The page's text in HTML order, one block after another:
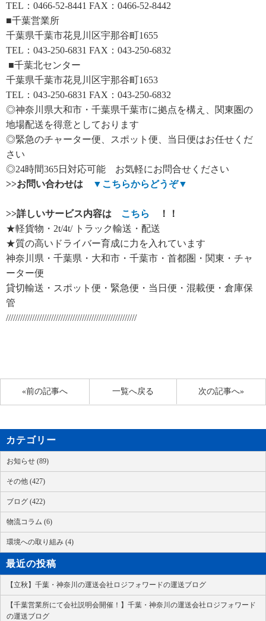
TEL：0466-52-8441 FAX：0466-52-8442
■千葉営業所
千葉県千葉市花見川区宇那谷町1655
TEL：043-250-6831 FAX：043-250-6832
■千葉北センター
千葉県千葉市花見川区宇那谷町1653
TEL：043-250-6831 FAX：043-250-6832
◎神奈川県大和市・千葉県千葉市に拠点を構え、関東圏の
地場配送を得意としております
◎緊急のチャーター便、スポット便、当日便はお任せくだ
さい
◎24時間365日対応可能 お気軽にお問合せください
>>お問い合わせは ▼ こちらからどうぞ▼
>>詳しいサービス内容は こちら
！！
★軽貨物・2t/4t/ トラック輸送・配送
★質の高いドライバー育成に力を入れています
神奈川県・千葉県・大和市・千葉市・首都圏・関東・チャ
ーター便
貸切輸送・スポット便・緊急便・当日便・混載便・倉庫保
管
///////////////////////////////////////////////////////
«前の記事へ 次の記事へ»
一覧へ戻る
カテゴリー
お知らせ (89)
その他 (427)
ブログ (422)
物流コラム (6)
環境への取り組み (4)
最近の投稿
【立秋】千葉・神奈川の運送会社ロジフォワードの運送ブログ
【千葉営業所にて会社説明会開催！】千葉・神奈川の運送会社ロジフォワード
の運送ブログ